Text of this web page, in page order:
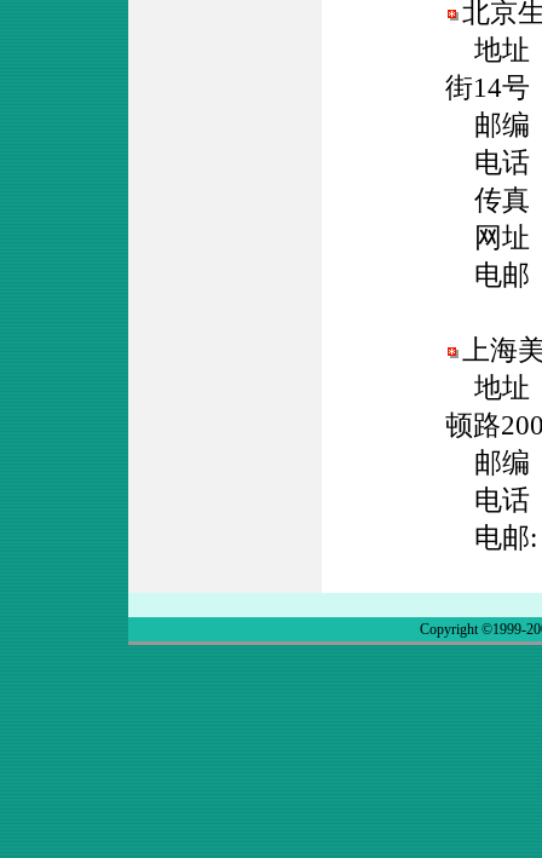
北京
地址
街14号
邮编
电话
传真
网址
电邮
上海
地址
顿路
邮编
电话
电邮
Copyright ©1999-